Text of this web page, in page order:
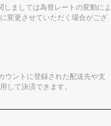
しましては為替レートの変動によ
変更させていただく場合がござ
ウントに登録された配送先や支
して決済できます。